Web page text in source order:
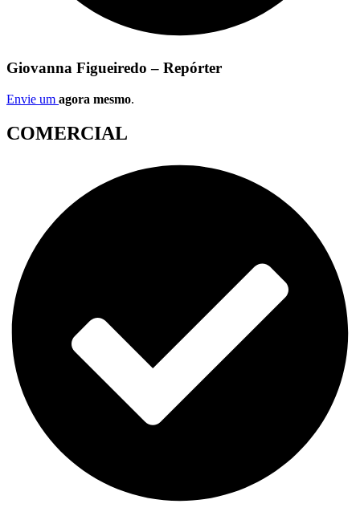
Giovanna Figueiredo – Repórter
Envie um agora mesmo.
COMERCIAL